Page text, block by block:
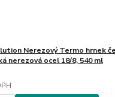
Nerezový Termo hrnek
nerezová ocel 18/8, 540 ml